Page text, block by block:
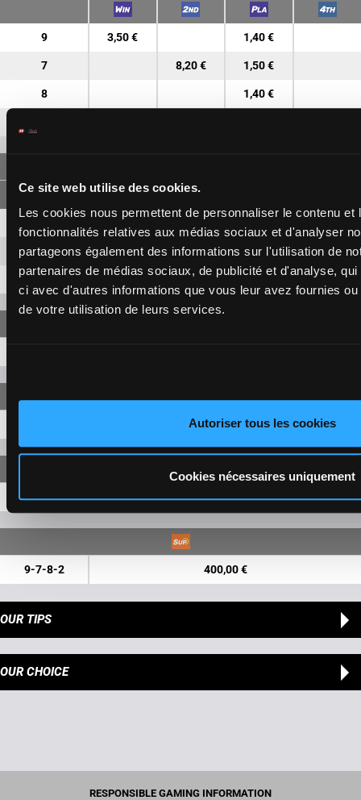
Ce site web utilise des cookies.
Les cookies nous permettent de personnaliser le contenu
fonctionnalités relatives aux médias sociaux et d'analyser
partageons également des informations sur l'utilisation de
partenaires de médias sociaux, de publicité et d'analyse,
ci avec d'autres informations que vous leur avez fournies
de votre utilisation de leurs services.
Autoriser tous les cookies
Cookies nécessaires uniquement
9 3,50 € 1,40 €
7 8,20 € 1,50 €
8 1,40 €
9-8 5,40 €
7-8 6,10 €
11,70 €
9-7-8 81,90 €
9-7-8-2 400,00 €
OUR TIPS
OUR CHOICE
RESPONSIBLE GAMING INFORMATION